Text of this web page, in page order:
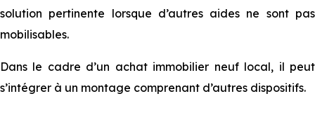
solution pertinente lorsque d’autres aides ne sont pas
mobilisables.
Dans le cadre d’un achat immobilier neuf local, il peut
s’intégrer à un montage comprenant d’autres dispositifs.